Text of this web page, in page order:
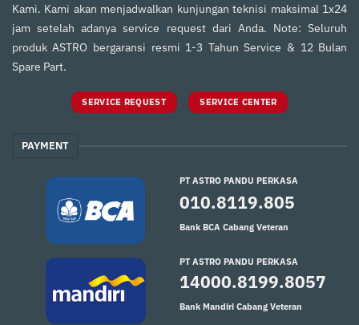
Kami. Kami akan menjadwalkan kunjungan teknisi maksimal 1x24
jam setelah adanya service request dari Anda. Note: Seluruh
produk ASTRO bergaransi resmi 1-3 Tahun Service & 12 Bulan
Spare Part.
SERVICE REQUEST SERVICE CENTER
PAYMENT
PT ASTRO PANDU PERKASA
010.8119.805
Bank BCA Cabang Veteran
PT ASTRO PANDU PERKASA
14000.8199.8057
Bank Mandiri Cabang Veteran